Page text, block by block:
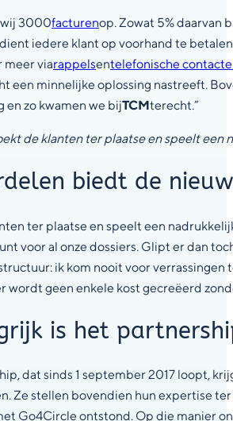
wij 3000facturenop. Zowat 5% daarvan
iedere klant op voorhand te
meer viarappelsentelefonische
een minnelijke oplossing nastreeft.
en zo kwamen we bijTCMterecht.”
de klanten ter plaatse en speelt
biedt de
ter plaatse en speelt een
voor al onze dossiers. Glipt er dan
ik kom nooit voor verrassingen
geen enkele kost gecreëerd
is het
dat sinds 1 september 2017 loopt,
Ze stellen bovendien hun expertise
Go4Circle ontstond. Op die manier